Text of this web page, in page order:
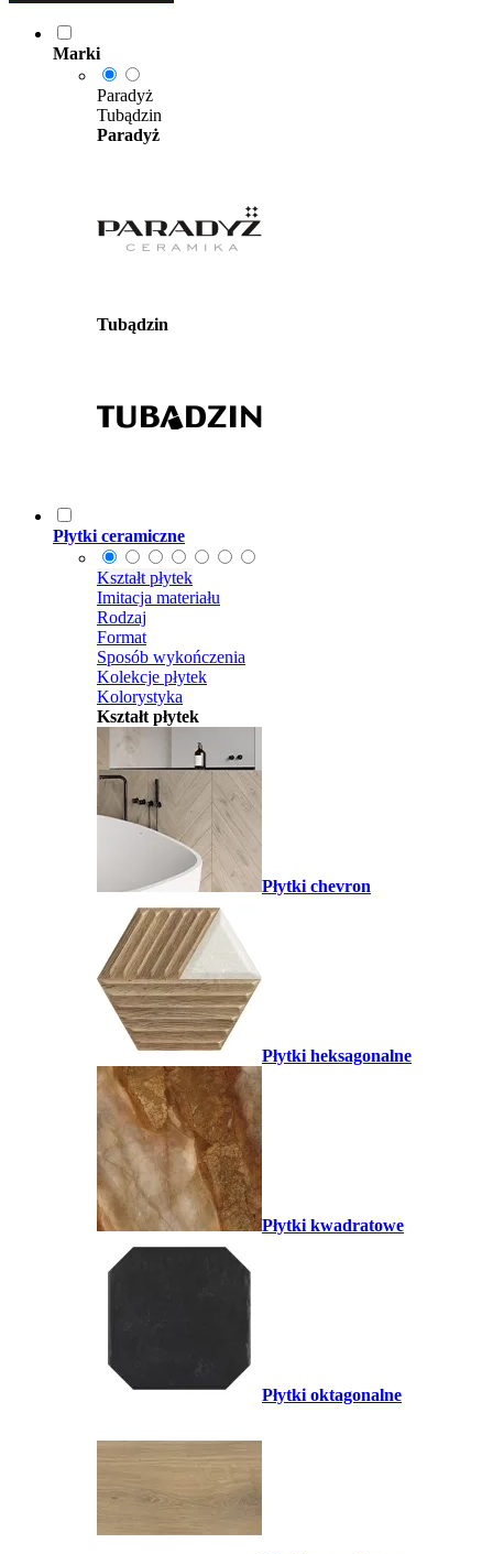
Marki
Paradyż
Tubądzin
Paradyż
Tubądzin
Płytki ceramiczne
Kształt płytek
Imitacja materiału
Rodzaj
Format
Sposób wykończenia
Kolekcje płytek
Kolorystyka
Kształt płytek
Płytki chevron
Płytki heksagonalne
Płytki kwadratowe
Płytki oktagonalne